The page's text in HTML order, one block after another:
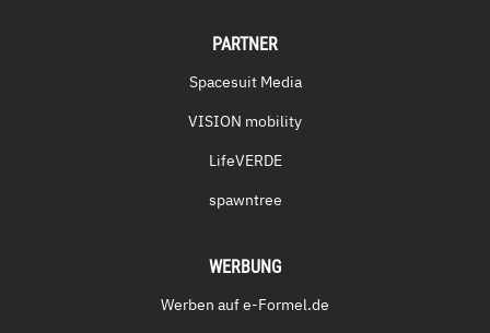
PARTNER
Spacesuit Media
VISION mobility
LifeVERDE
spawntree
WERBUNG
Werben auf e-Formel.de